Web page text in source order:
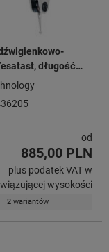
długość
mm
od
885,00 PLN
plus podatek VAT w
wysokości
2 wariantów